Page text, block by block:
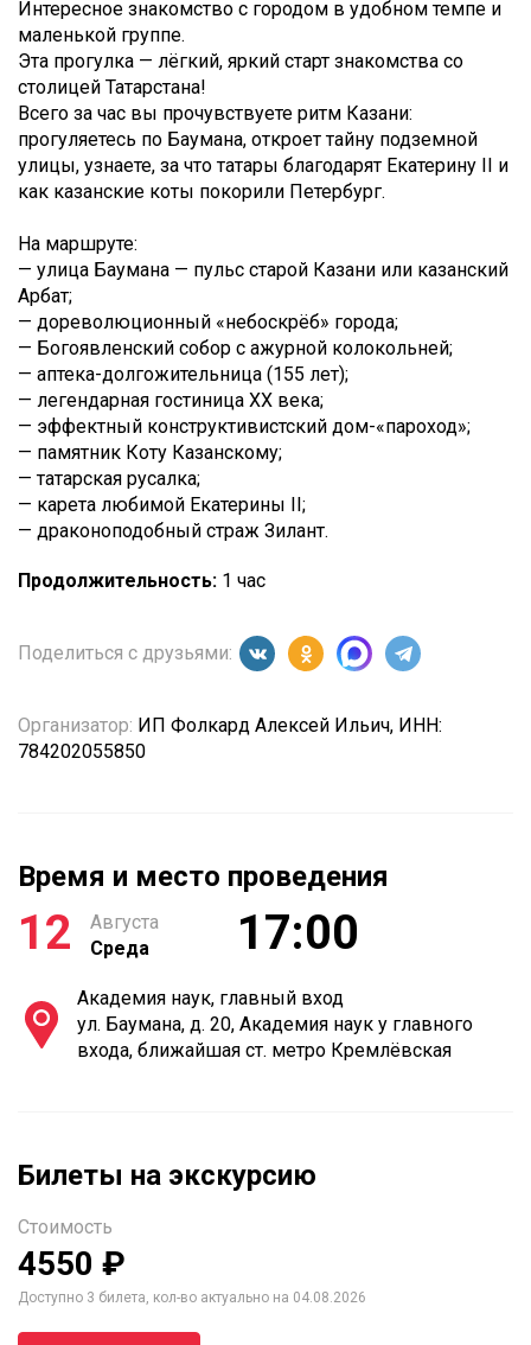
Интересное знакомство с городом в удобном темпе и
маленькой группе.
Эта прогулка — лёгкий, яркий старт знакомства со
столицей Татарстана!
Всего за час вы прочувствуете ритм Казани:
прогуляетесь по Баумана, откроет тайну подземной
улицы, узнаете, за что татары благодарят Екатерину II и
как казанские коты покорили Петербург.
На маршруте:
— улица Баумана — пульс старой Казани или казанский
Арбат;
— дореволюционный «небоскрёб» города;
— Богоявленский собор с ажурной колокольней;
— аптека-долгожительница (155 лет);
— легендарная гостиница XX века;
— эффектный конструктивистский дом-«пароход»;
— памятник Коту Казанскому;
— татарская русалка;
— карета любимой Екатерины II;
— драконоподобный страж Зилант.
Продолжительность: 1 час
Поделиться с друзьями:
Организатор: ИП Фолкард Алексей Ильич, ИНН:
784202055850
Время и место проведения
12
Августа
Среда
17:00
Академия наук, главный вход
ул. Баумана, д. 20, Академия наук у главного
входа, ближайшая ст. метро Кремлёвская
Билеты на экскурсию
Стоимость
4550 ₽
Доступно 3 билета, кол-во актуально на 04.08.2026